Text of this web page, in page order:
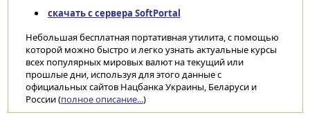
скачать с сервера SoftPortal
Небольшая бесплатная портативная утилита, с помощью
которой можно быстро и легко узнать актуальные курсы
всех популярных мировых валют на текущий или
прошлые дни, используя для этого данные с
официальных сайтов Нацбанка Украины, Беларуси и
России (полное описание...)